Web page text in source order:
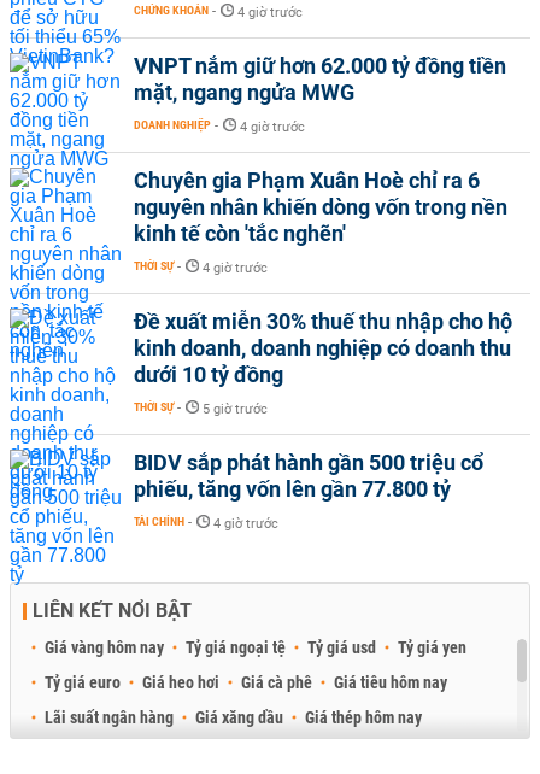
CHỨNG KHOÁN - 4 giờ trước
VNPT nắm giữ hơn 62.000 tỷ đồng tiền
mặt, ngang ngửa MWG
DOANH NGHIỆP - 4 giờ trước
Chuyên gia Phạm Xuân Hoè chỉ ra 6
nguyên nhân khiến dòng vốn trong nền
kinh tế còn 'tắc nghẽn'
THỜI SỰ - 4 giờ trước
Đề xuất miễn 30% thuế thu nhập cho hộ
kinh doanh, doanh nghiệp có doanh thu
dưới 10 tỷ đồng
THỜI SỰ - 5 giờ trước
BIDV sắp phát hành gần 500 triệu cổ
phiếu, tăng vốn lên gần 77.800 tỷ
TÀI CHÍNH - 4 giờ trước
LIÊN KẾT NỔI BẬT
Giá vàng hôm nay Tỷ giá ngoại tệ Tỷ giá usd
Tỷ giá yen
Tỷ giá euro
Giá heo hơi Giá cà phê
Giá tiêu hôm nay
Lãi suất ngân hàng
Giá xăng dầu
Giá thép hôm nay